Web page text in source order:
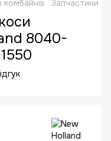
Запчастини
8040-